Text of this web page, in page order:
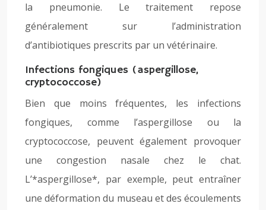
la pneumonie. Le traitement repose
généralement sur l’administration
d’antibiotiques prescrits par un vétérinaire.
Infections fongiques (aspergillose,
cryptococcose)
Bien que moins fréquentes, les infections
fongiques, comme l’aspergillose ou la
cryptococcose, peuvent également provoquer
une congestion nasale chez le chat.
L’*aspergillose*, par exemple, peut entraîner
une déformation du museau et des écoulements